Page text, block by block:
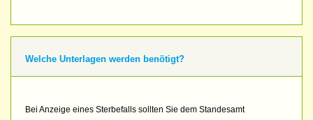
Welche Unterlagen werden benötigt?
Bei Anzeige eines Sterbefalls sollten Sie dem Standesamt